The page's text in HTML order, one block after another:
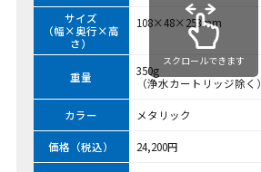
サイズ
（幅×奥行×高
さ）
108×48×253mm
重量
350g
（浄水カートリッジ除く）
カラー メタリック
価格（税込） 24,200円
スクロールできます